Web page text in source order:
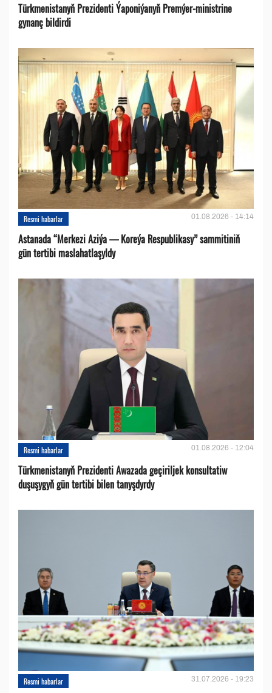
Türkmenistanyň Prezidenti Ýaponiýanyň Premýer-ministrine
gynanç bildirdi
Resmi habarlar 01.08.2026 - 14:14
Astanada “Merkezi Aziýa — Koreýa Respublikasy” sammitiniň
gün tertibi maslahatlaşyldy
Resmi habarlar 01.08.2026 - 12:04
Türkmenistanyň Prezidenti Awazada geçiriljek konsultatiw
duşuşygyň gün tertibi bilen tanyşdyrdy
Resmi habarlar 31.07.2026 - 19:23